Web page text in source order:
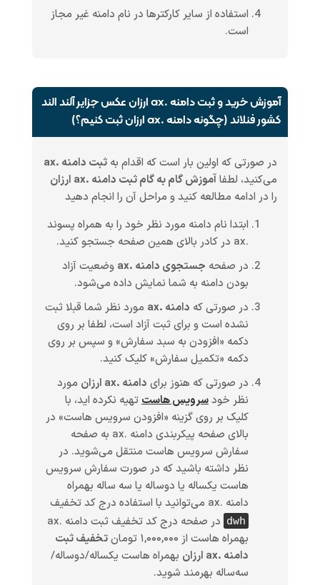
استفاده از سایر کارکترها در نام دامنه غیر مجاز
است.
آموزش خرید و ثبت دامنه .ax ارزان عکس جزایر آلند الند
کشور فنلاند (چگونه دامنه .ax ارزان ثبت کنیم؟)
در صورتی که اولین بار است که اقدام به ثبت دامنه .ax
می‌کنید، لطفاآموزش گام به گام ثبت دامنه .ax ارزان
را در ادامه مطالعه کنید و مراحل آن را انجام دهید
ابتدا نام دامنه مورد نظر خود را به همراه پسوند
.ax در کادر بالای همین صفحه جستجو کنید.
در صفحه جستجوی دامنه .ax
وضعیت آزاد
بودن دامنه به شما نمایش داده می‌شود.
در صورتی که دامنه .ax
مورد نظر شما قبلا ثبت
نشده است و برای ثبت آزاد است، لطفا بر روی
دکمه «افزودن به سبد سفارش» و سپس بر روی
دکمه «تکمیل سفارش» کلیک کنید.
در صورتی که هنوز برای دامنه .ax ارزان
مورد
نظر خودسرویس هاستتهیه نکرده اید، با
کلیک بر روی گزینه «افزودن سرویس هاست» در
بالای صفحه پیکربندی دامنه .ax به صفحه
سفارش سرویس هاست منتقل می‌شوید. در
نظر داشته باشید که در صورت سفارش سرویس
هاست یکساله یا دوساله یا سه ساله بهمراه
دامنه .ax می‌توانید با استفاده درج کد تخفیف
dwh
در صفحه درج کد تخفیف ثبت دامنه .ax
بهمراه هاست از ۱,۰۰۰,۰۰۰ تومان
تخفیف ثبت
دامنه .ax ارزان
بهمراه هاست یکساله/دوساله/
سه‌ساله بهرمند شوید.